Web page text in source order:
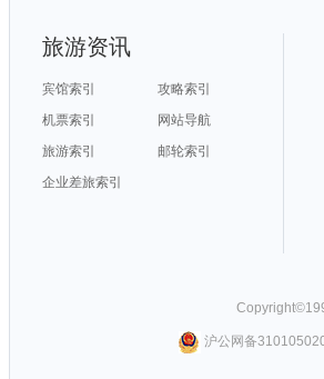
旅游资讯
宾馆索引
攻略索引
机票索引
网站导航
旅游索引
邮轮索引
企业差旅索引
Copyright©
沪公网备